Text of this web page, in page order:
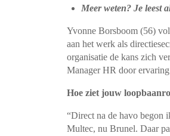
Meer weten? Je leest
Yvonne Borsboom (56)
aan het werk als
organisatie de kans zich
Manager HR door
Hoe ziet jouw
“Direct na de havo begon
Multec, nu Brunel. Daar